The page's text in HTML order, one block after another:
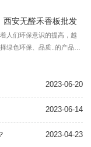
西安无醛禾香板批发
人们环保意识的提高，越
绿色环保、品质..的产品。
2023-06-20
2023-06-14
2023-04-23